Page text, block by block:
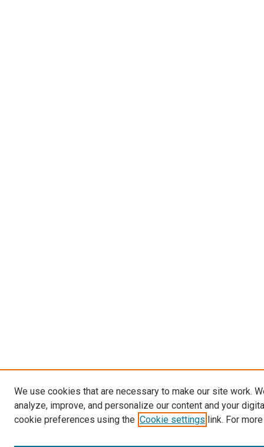
We use cookies that are necessary to make our site work.
analyze, improve, and personalize our content and your
cookie preferences using the Cookie settings link. For